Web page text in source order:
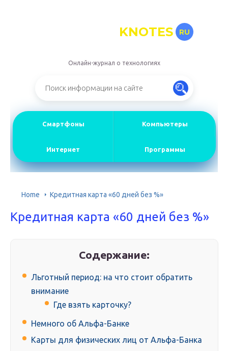
KNOTES RU
Онлайн-журнал о технологиях
Смартфоны Компьютеры
Интернет Программы
Home Кредитная карта «60 дней без %»
Кредитная карта «60 дней без %»
Содержание:
Льготный период: на что стоит обратить
внимание
Где взять карточку?
Немного об Альфа-Банке
Карты для физических лиц от Альфа-Банка